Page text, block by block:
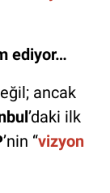
ediyor…
ancak
’daki ilk
’nin “vizyon